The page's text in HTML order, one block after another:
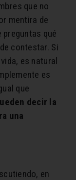
que no
mentira de
qué
contestar. Si
es natural
es
que
decir la
una
en